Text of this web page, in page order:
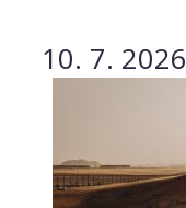
10. 7. 2026